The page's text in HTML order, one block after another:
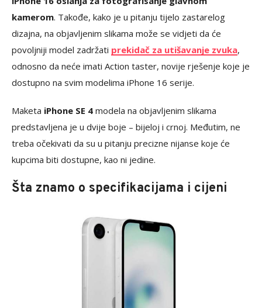
kamerom. Takođe, kako je u pitanju tijelo zastarelog
dizajna, na objavljenim slikama može se vidjeti da će
povoljniji model zadržati prekidač za utišavanje zvuka,
odnosno da neće imati Action taster, novije rješenje koje je
dostupno na svim modelima iPhone 16 serije.
Maketa iPhone SE 4 modela na objavljenim slikama
predstavljena je u dvije boje – bijeloj i crnoj. Međutim, ne
treba očekivati da su u pitanju precizne nijanse koje će
kupcima biti dostupne, kao ni jedine.
Šta znamo o specifikacijama i cijeni